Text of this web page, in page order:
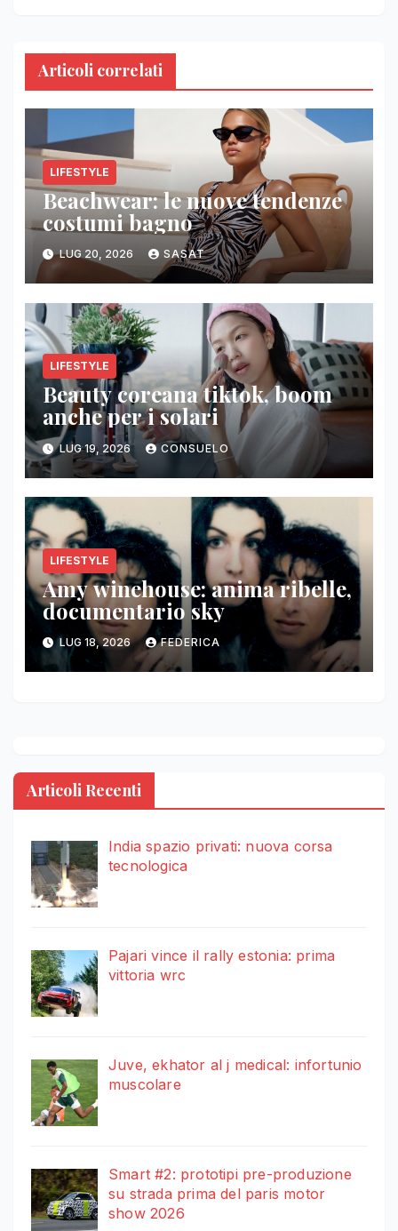
Articoli correlati
LIFESTYLE
Beachwear: le nuove tendenze
costumi bagno
LUG 20, 2026 SASAT
LIFESTYLE
Beauty coreana tiktok, boom
anche per i solari
LUG 19, 2026 CONSUELO
LIFESTYLE
Amy winehouse: anima ribelle,
documentario sky
LUG 18, 2026 FEDERICA
Articoli Recenti
India spazio privati: nuova corsa
tecnologica
Pajari vince il rally estonia: prima
vittoria wrc
Juve, ekhator al j medical: infortunio
muscolare
Smart #2: prototipi pre-produzione
su strada prima del paris motor
show 2026